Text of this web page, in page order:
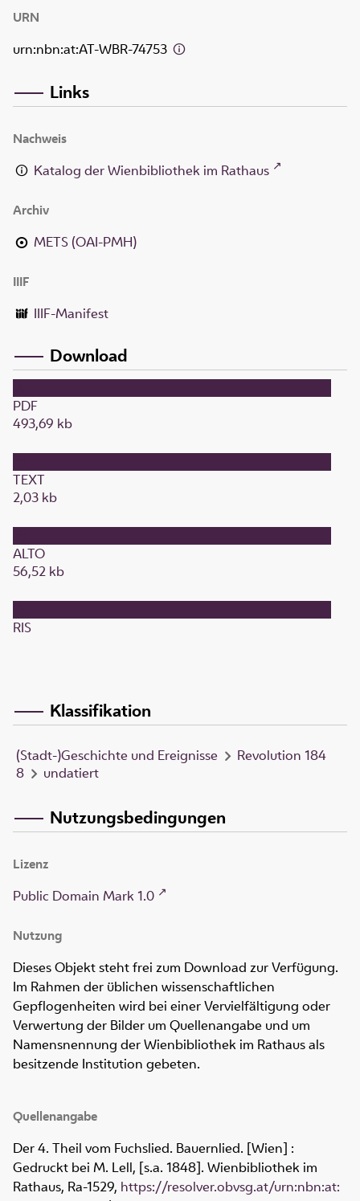
URN
urn:nbn:at:AT-WBR-74753
Links
Nachweis
Katalog der Wienbibliothek im Rathaus
Archiv
METS (OAI-PMH)
IIIF
IIIF-Manifest
Download
PDF
493,69 kb
TEXT
2,03 kb
ALTO
56,52 kb
RIS
Klassifikation
(Stadt-)Geschichte und Ereignisse
Revolution 184
8
undatiert
Nutzungsbedingungen
Lizenz
Public Domain Mark 1.0
Nutzung
Dieses Objekt steht frei zum Download zur Verfügung.
Im Rahmen der üblichen wissenschaftlichen
Gepflogenheiten wird bei einer Vervielfältigung oder
Verwertung der Bilder um Quellenangabe und um
Namensnennung der Wienbibliothek im Rathaus als
besitzende Institution gebeten.
Quellenangabe
Der 4. Theil vom Fuchslied. Bauernlied. [Wien] :
Gedruckt bei M. Lell, [s.a. 1848]. Wienbibliothek im
Rathaus, Ra-1529, https://resolver.obvsg.at/urn:nbn:at: